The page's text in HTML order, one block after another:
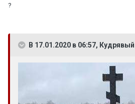
?
В 17.01.2020 в 06:57,